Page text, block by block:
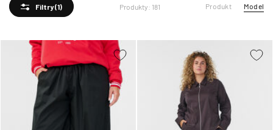
Filtry(1) Produkty: 181 Produkt Model